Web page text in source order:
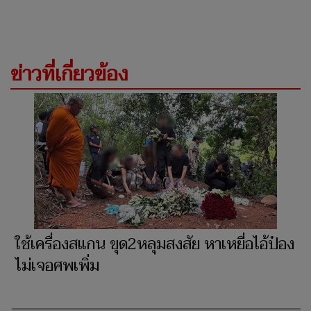
ข่าวที่เกี่ยวข้อง
ใช้เครื่องสแกน ขุด2หลุมสงสัย หาเหยื่อไอ้ป๋อง
ไม่เจอศพเพิ่ม